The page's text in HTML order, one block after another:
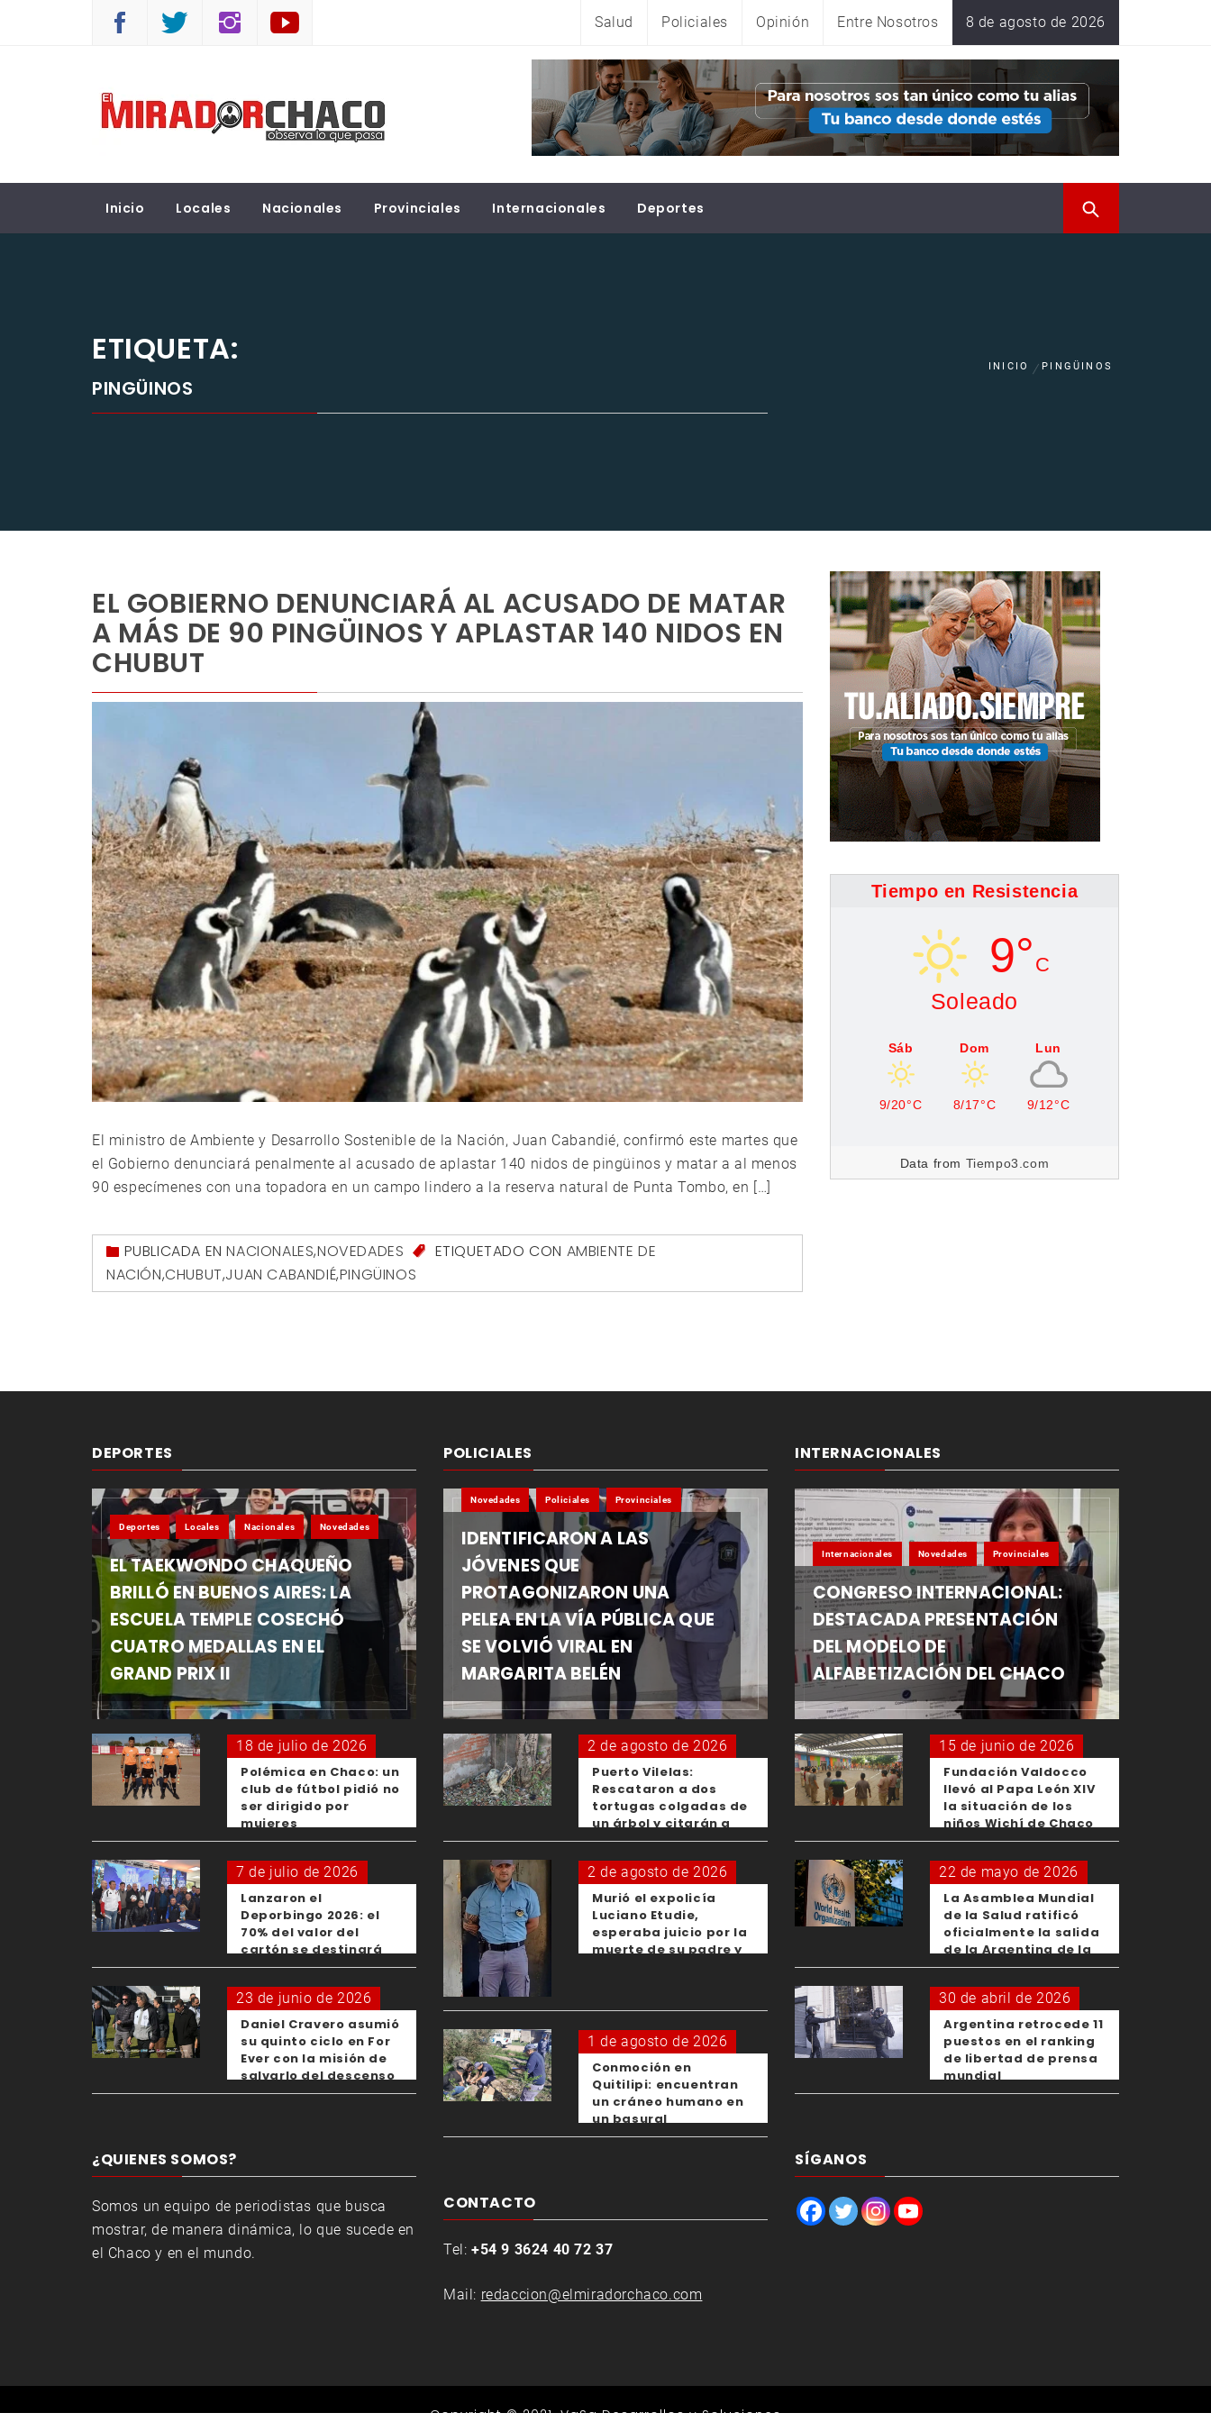
Salud Policiales Opinión Entre Nosotros 8 de agosto de 2026
EL MIRADOR CHACO
Inicio Locales Nacionales Provinciales Internacionales Deportes
ETIQUETA:
PINGÜINOS
INICIO PINGÜINOS
EL GOBIERNO DENUNCIARÁ AL ACUSADO DE MATAR
A MÁS DE 90 PINGÜINOS Y APLASTAR 140 NIDOS EN
CHUBUT
El ministro de Ambiente y Desarrollo Sostenible de la Nación, Juan Cabandié, confirmó este martes que
el Gobierno denunciará penalmente al acusado de aplastar 140 nidos de pingüinos y matar a al menos
90 especímenes con una topadora en un campo lindero a la reserva natural de Punta Tombo, en […]
PUBLICADA ENNACIONALES,NOVEDADES ETIQUETADO CON AMBIENTE DE
NACIÓN,CHUBUT,JUAN CABANDIÉ,PINGÜINOS
Tiempo en Resistencia
9° C
Soleado
Sáb
9/20°C
Dom
8/17°C
Lun
9/12°C
Data from Tiempo3.com
DEPORTES
Deportes Locales Nacionales Novedades
EL TAEKWONDO CHAQUEÑO
BRILLÓ EN BUENOS AIRES: LA
ESCUELA TEMPLE COSECHÓ
CUATRO MEDALLAS EN EL
GRAND PRIX II
18 de julio de 2026
Polémica en Chaco: un
club de fútbol pidió no
ser dirigido por
mujeres
7 de julio de 2026
Lanzaron el
Deporbingo 2026: el
70% del valor del
cartón se destinará
para los clubes
23 de junio de 2026
Daniel Cravero asumió
su quinto ciclo en For
Ever con la misión de
salvarlo del descenso
¿QUIENES SOMOS?
Somos un equipo de periodistas que busca
mostrar, de manera dinámica, lo que sucede en
el Chaco y en el mundo.
POLICIALES
Novedades Policiales Provinciales
IDENTIFICARON A LAS
JÓVENES QUE
PROTAGONIZARON UNA
PELEA EN LA VÍA PÚBLICA QUE
SE VOLVIÓ VIRAL EN
MARGARITA BELÉN
2 de agosto de 2026
Puerto Vilelas:
Rescataron a dos
tortugas colgadas de
un árbol y citarán a
los padres de los
menores responsables
2 de agosto de 2026
Murió el expolicía
Luciano Etudie,
esperaba juicio por la
muerte de su padre y
1 de agosto de 2026
Conmoción en
Quitilipi: encuentran
un cráneo humano en
un basural
CONTACTO
Tel: +54 9 3624 40 72 37
Mail: redaccion@elmiradorchaco.com
INTERNACIONALES
Internacionales Novedades Provinciales
CONGRESO INTERNACIONAL:
DESTACADA PRESENTACIÓN
DEL MODELO DE
ALFABETIZACIÓN DEL CHACO
15 de junio de 2026
Fundación Valdocco
llevó al Papa León XIV
la situación de los
niños Wichí de Chaco
22 de mayo de 2026
La Asamblea Mundial
de la Salud ratificó
oficialmente la salida
de la Argentina de la
OMS
30 de abril de 2026
Argentina retrocede 11
puestos en el ranking
de libertad de prensa
mundial
SÍGANOS
Copyright © 2021.VaSa Desarrollos y Soluciones